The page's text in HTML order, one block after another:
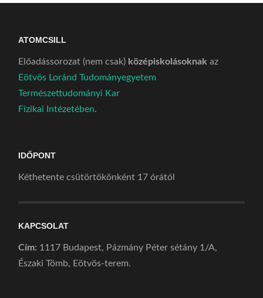
ATOMCSILL
Előadássorozat (nem csak) középiskolásoknak az
Eötvös Loránd Tudományegyetem
Természettudományi Kar
Fizikai Intézetében.
IDŐPONT
Kéthetente csütörtökönként 17 órától
KAPCSOLAT
Cím: 1117 Budapest, Pázmány Péter sétány 1/A,
Északi Tömb, Eötvös-terem.